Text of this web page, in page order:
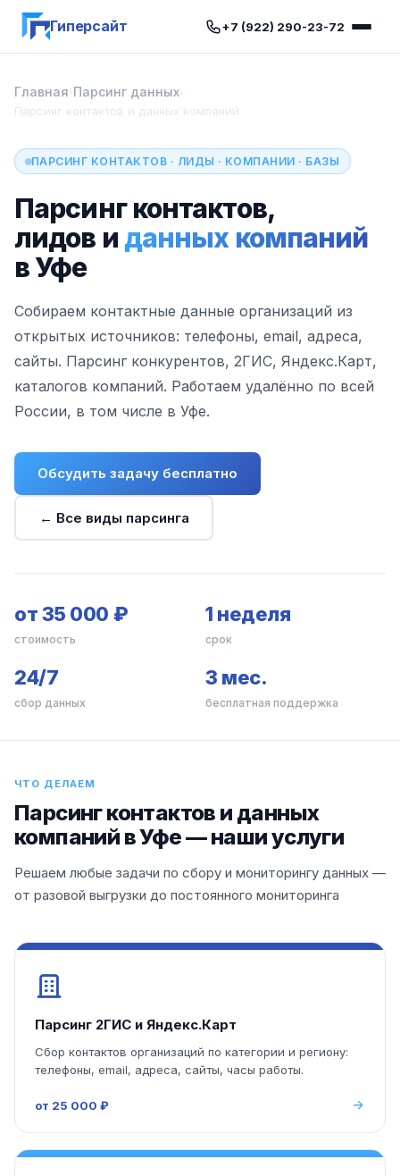
Гиперсайт +7 (922) 290-23-72
Главная›Парсинг данных›
Парсинг контактов и данных компаний
ПАРСИНГ КОНТАКТОВ · ЛИДЫ · КОМПАНИИ · БАЗЫ
Парсинг контактов,
лидов и данных компаний
в Уфе
Собираем контактные данные организаций из
открытых источников: телефоны, email, адреса,
сайты. Парсинг конкурентов, 2ГИС, Яндекс.Карт,
каталогов компаний. Работаем удалённо по всей
России, в том числе в Уфе.
Обсудить задачу бесплатно
← Все виды парсинга
от 35 000 ₽
стоимость
1 неделя
срок
24/7
сбор данных
3 мес.
бесплатная поддержка
ЧТО ДЕЛАЕМ
Парсинг контактов и данных
компаний в Уфе — наши услуги
Решаем любые задачи по сбору и мониторингу данных —
от разовой выгрузки до постоянного мониторинга
Парсинг 2ГИС и Яндекс.Карт
Сбор контактов организаций по категории и региону:
телефоны, email, адреса, сайты, часы работы.
от 25 000 ₽